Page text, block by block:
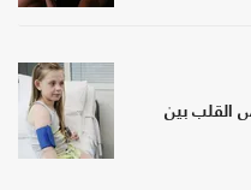
القلب بين